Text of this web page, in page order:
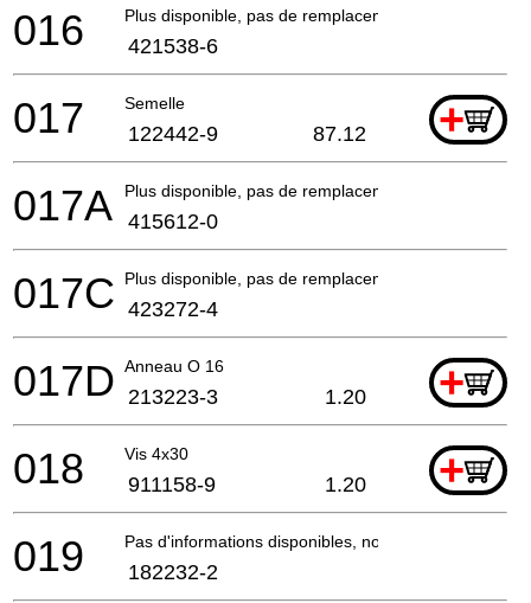
Plus disponible, pas de remplacement
016 421538-6
Semelle +
017 122442-9 87.12
Plus disponible, pas de remplacement
017A 415612-0
Plus disponible, pas de remplacement
017C 423272-4
Anneau O 16 +
017D 213223-3 1.20
Vis 4x30 +
018 911158-9 1.20
Pas d'informations disponibles, non commandable
019 182232-2